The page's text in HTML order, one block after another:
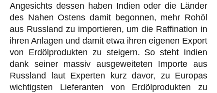
Angesichts dessen haben Indien oder die Länder
des Nahen Ostens damit begonnen, mehr Rohöl
aus Russland zu importieren, um die Raffination in
ihren Anlagen und damit etwa ihren eigenen Export
von Erdölprodukten zu steigern. So steht Indien
dank seiner massiv ausgeweiteten Importe aus
Russland laut Experten kurz davor, zu Europas
wichtigsten Lieferanten von Erdölprodukten zu